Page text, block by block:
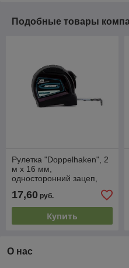
Подобные товары
Рулетка "Doppelhaken", 2
м x 16 мм,
односторонний зацеп,
автоматич GROSS
17,60 руб.
Купить
О нас